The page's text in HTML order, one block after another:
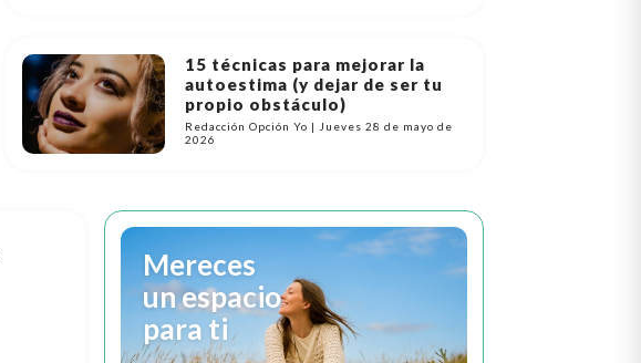
15 técnicas para mejorar la
autoestima (y dejar de ser tu
propio obstáculo)
Redacción Opción Yo | Jueves 28 de mayo de
2026
Mereces
un espacio
para ti